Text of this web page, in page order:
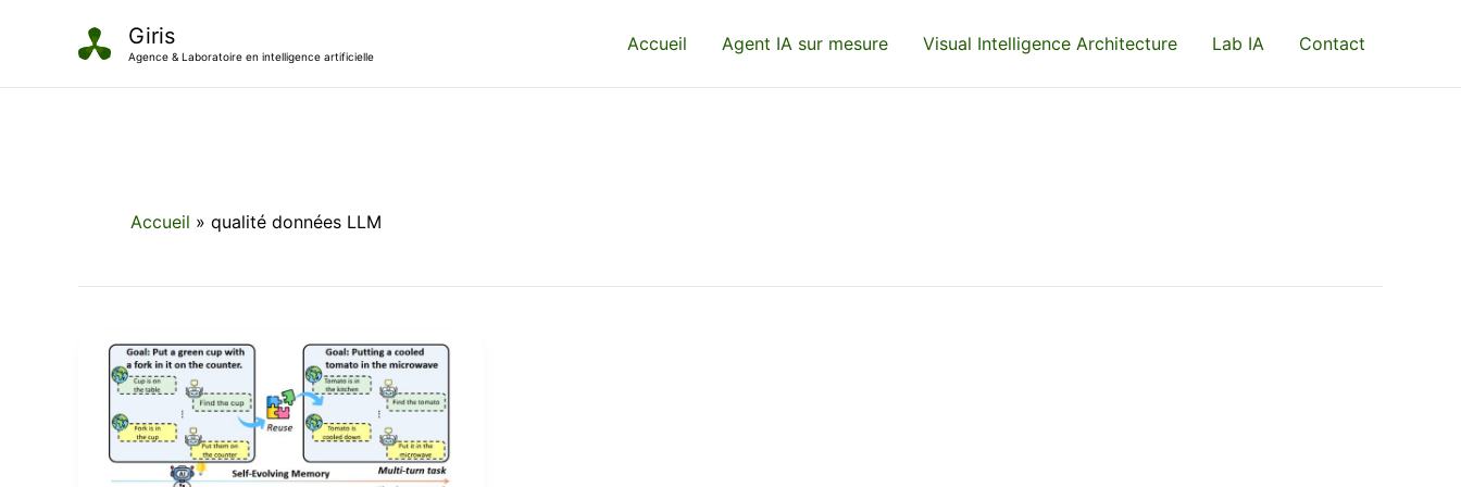
Giris
Agence & Laboratoire en intelligence artificielle
Accueil Agent IA sur mesure Visual Intelligence Architecture Lab IA Contact
Accueil qualité données LLM
Les
limites
fondamentales
des
bases